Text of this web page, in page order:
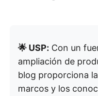
🌟 USP: Con un
ampliación de
blog proporciona
marcos y los